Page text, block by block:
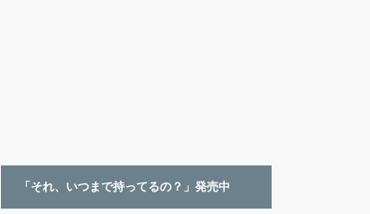
「それ、いつまで持ってるの？」発売中